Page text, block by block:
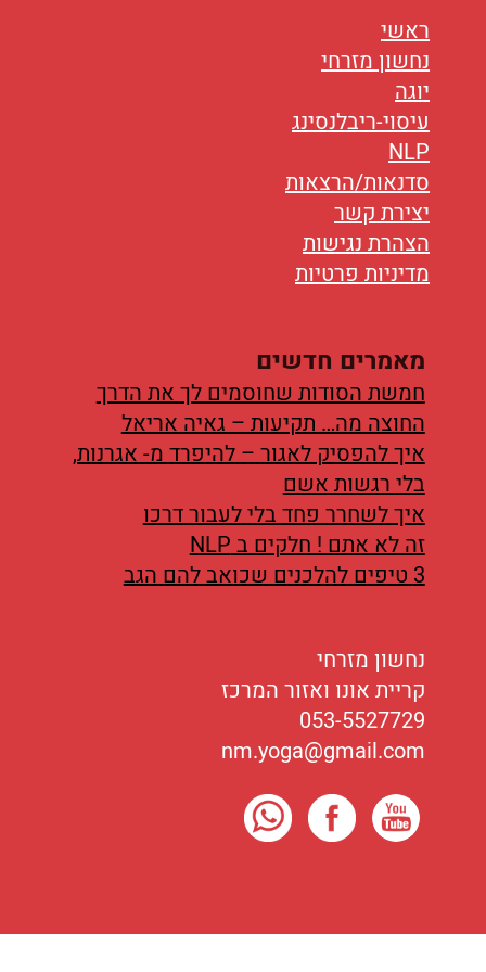
אורח חיים
בריאות
תזונה
טיפולים
עיסוי
ראשי
נחשון מזרחי
יוגה
עיסוי-ריבלנסינג
NLP
סדנאות/הרצאות
יצירת קשר
הצהרת נגישות
מדיניות פרטיות
מאמרים חדשים
חמשת הסודות שחוסמים לך את הדרך
החוצה מה… תקיעות – גאיה אריאל
איך להפסיק לאגור – להיפרד מ- אגרנות,
בלי רגשות אשם
איך לשחרר פחד בלי לעבור דרכו
זה לא אתם ! חלקים ב NLP
3 טיפים להלכנים שכואב להם הגב
נחשון מזרחי
קריית אונו ואזור המרכז
053-5527729
nm.yoga@gmail.com